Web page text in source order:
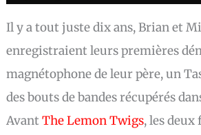
Il y a tout juste dix ans, Brian et
enregistraient leurs premières
magnétophone de leur père, un
des bouts de bandes récupérés
AvantThe Lemon Twigs, les deux